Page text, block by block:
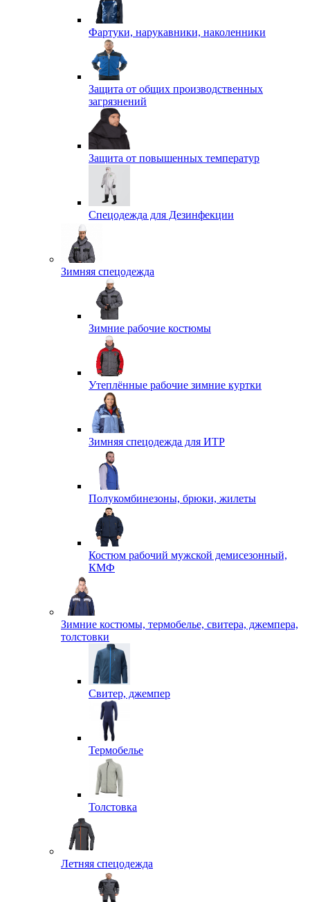
Фартуки, нарукавники, наколенники
Защита от общих производственных
загрязнений
Защита от повышенных температур
Спецодежда для Дезинфекции
Зимняя спецодежда
Зимние рабочие костюмы
Утеплённые рабочие зимние куртки
Зимняя спецодежда для ИТР
Полукомбинезоны, брюки, жилеты
Костюм рабочий мужской демисезонный,
КМФ
Зимние костюмы, термобелье, свитера, джемпера,
толстовки
Свитер, джемпер
Термобелье
Толстовка
Летняя спецодежда